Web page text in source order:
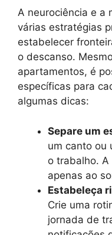
A neurociência e a
várias estratégias
estabelecer
o descanso.
apartamentos, é
específicas para
algumas dicas:
Separe um
um canto ou
o trabalho.
apenas ao
Estabeleça
Crie uma
jornada de